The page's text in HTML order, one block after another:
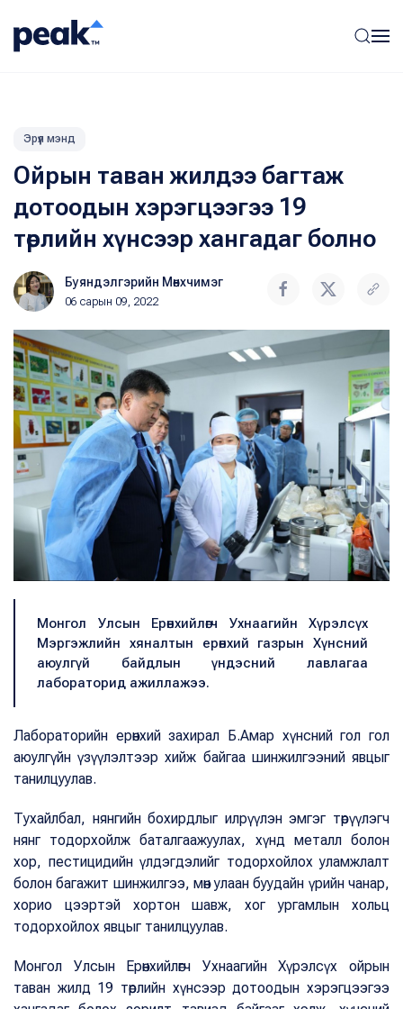
Эрүүл мэнд
Ойрын таван жилдээ багтаж
дотоодын хэрэгцээгээ 19
төрлийн хүнсээр хангадаг болно
Буяндэлгэрийн Мөнхчимэг
06 сарын 09, 2022
Монгол Улсын Ерөнхийлөгч Ухнаагийн Хүрэлсүх
Мэргэжлийн хяналтын ерөнхий газрын Хүнсний
аюулгүй байдлын үндэсний лавлагаа
лабораторид ажиллажээ.
Лабораторийн ерөнхий захирал Б.Амар хүнсний гол гол
аюулгүйн үзүүлэлтээр хийж байгаа шинжилгээний явцыг
танилцуулав.
Тухайлбал, нянгийн бохирдлыг илрүүлэн эмгэг төрүүлэгч
нянг тодорхойлж баталгаажуулах, хүнд металл болон
хор, пестицидийн үлдэгдэлийг тодорхойлох уламжлалт
болон багажит шинжилгээ, мөн улаан буудайн үрийн чанар,
хорио цээртэй хортон шавж, хог ургамлын хольц
тодорхойлох явцыг танилцуулав.
Монгол Улсын Ерөнхийлөгч Ухнаагийн Хүрэлсүх ойрын
таван жилд 19 төрлийн хүнсээр дотоодын хэрэгцээгээ